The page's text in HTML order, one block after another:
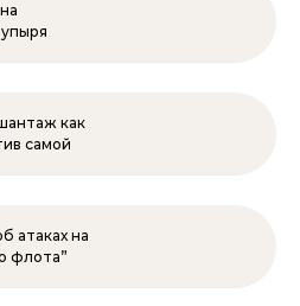
как
самой
атаках на
флота”